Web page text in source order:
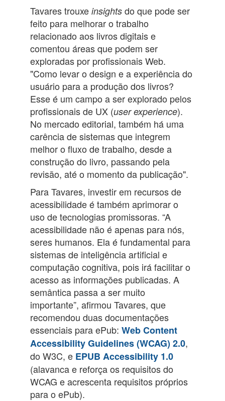
Tavares trouxe insights do que pode ser
feito para melhorar o trabalho
relacionado aos livros digitais e
comentou áreas que podem ser
exploradas por profissionais Web.
"Como levar o design e a experiência do
usuário para a produção dos livros?
Esse é um campo a ser explorado pelos
profissionais de UX (user experience).
No mercado editorial, também há uma
carência de sistemas que integrem
melhor o fluxo de trabalho, desde a
construção do livro, passando pela
revisão, até o momento da publicação".
Para Tavares, investir em recursos de
acessibilidade é também aprimorar o
uso de tecnologias promissoras. “A
acessibilidade não é apenas para nós,
seres humanos. Ela é fundamental para
sistemas de inteligência artificial e
computação cognitiva, pois irá facilitar o
acesso as informações publicadas. A
semântica passa a ser muito
importante”, afirmou Tavares, que
recomendou duas documentações
essenciais para ePub: Web Content
Accessibility Guidelines (WCAG) 2.0,
do W3C, e EPUB Accessibility 1.0
(alavanca e reforça os requisitos do
WCAG e acrescenta requisitos próprios
para o ePub).